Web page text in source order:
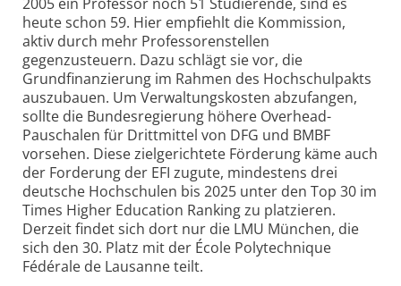
heute schon 59. Hier empfiehlt die Kommission,
aktiv durch mehr Professorenstellen
gegenzusteuern. Dazu schlägt sie vor, die
Grundfinanzierung im Rahmen des Hochschulpakts
auszubauen. Um Verwaltungskosten abzufangen,
sollte die Bundesregierung höhere Overhead-
Pauschalen für Drittmittel von DFG und BMBF
vorsehen. Diese zielgerichtete Förderung käme auch
der Forderung der EFI zugute, mindestens drei
deutsche Hochschulen bis 2025 unter den Top 30 im
Times Higher Education Ranking zu platzieren.
Derzeit findet sich dort nur die LMU München, die
sich den 30. Platz mit der École Polytechnique
Fédérale de Lausanne teilt.